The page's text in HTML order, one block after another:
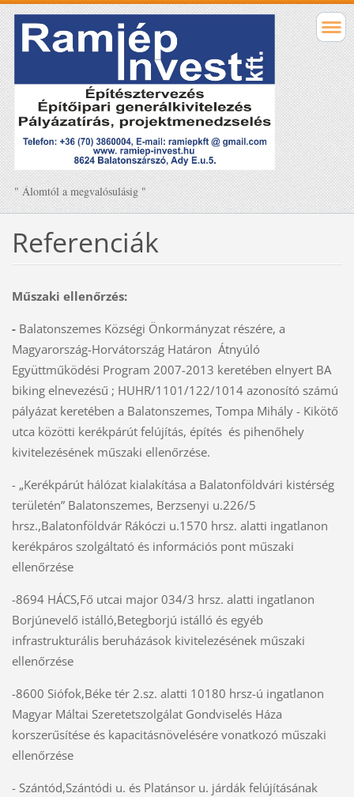
" Álomtól a megvalósulásig "
Referenciák
Műszaki ellenőrzés:
-Balatonszemes Községi Önkormányzat részére, a
Magyarország-Horvátország Határon Átnyúló
Együttműködési Program 2007-2013 keretében elnyert BA
biking elnevezésű ; HUHR/1101/122/1014 azonosító számú
pályázat keretében a Balatonszemes, Tompa Mihály - Kikötő
utca közötti kerékpárút felújítás, építés és pihenőhely
kivitelezésének műszaki ellenőrzése.
- „Kerékpárút hálózat kialakítása a Balatonföldvári kistérség
területén” Balatonszemes, Berzsenyi u.226/5
hrsz.,Balatonföldvár Rákóczi u.1570 hrsz. alatti ingatlanon
kerékpáros szolgáltató és információs pont műszaki
ellenőrzése
-8694 HÁCS,Fő utcai major 034/3 hrsz. alatti ingatlanon
Borjúnevelő istálló,Betegborjú istálló és egyéb
infrastrukturális beruházások kivitelezésének műszaki
ellenőrzése
-8600 Siófok,Béke tér 2.sz. alatti 10180 hrsz-ú ingatlanon
Magyar Máltai Szeretetszolgálat Gondviselés Háza
korszerűsítése és kapacitásnövelésére vonatkozó műszaki
ellenőrzése
- Szántód,Szántódi u. és Platánsor u. járdák felújításának